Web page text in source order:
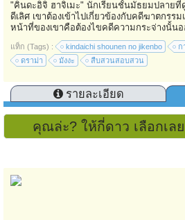
"คินดะอิจิ ฮาจิเมะ" นักเรียนชั้นมัธยมปลาย
ดีเลิศ เขาต้องเข้าไปเกี่ยวข้องกับคดีฆาตกร
หน้าที่ของเขาคือต้องไขคดีความกระจ่างนั้น
แท็ก (Tags) : kindaichi shounen no jikenbo ก
ดราม่า
มังงะ สืบสวนสอบสวน
รายละเอียด
คุณล่ะ? ให้กี่ดาว เลือกเล